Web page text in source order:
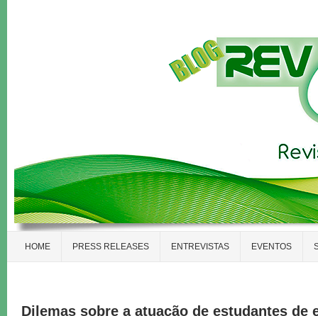
HOME PRESS RELEASES ENTREVISTAS EVENTOS
Dilemas sobre a atuação de estudantes de